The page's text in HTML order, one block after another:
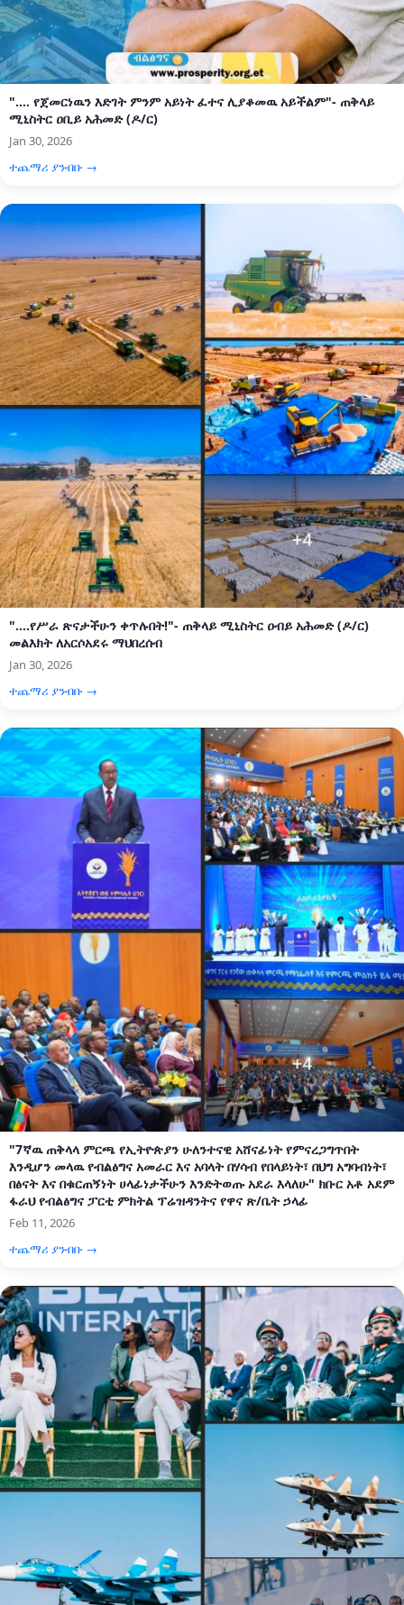
".... የጀመርነዉን እድገት ምንም አይነት ፈተና ሊያቆመዉ አይችልም"- ጠቅላይ
ሚኒስትር ዐቢይ አሕመድ (ዶ/ር)
Jan 30, 2026
ተጨማሪ ያንብቡ →
"....የሥራ ጽናታችሁን ቀጥሉበት!"- ጠቅላይ ሚኒስትር ዐብይ አሕመድ (ዶ/ር)
መልእክት ለአርሶአደሩ ማህበረሰብ
Jan 30, 2026
ተጨማሪ ያንብቡ →
"7ኛዉ ጠቅላላ ምርጫ የኢትዮጵያን ሁለንተናዊ አሸናፊነት የምናረጋግጥበት
እንዲሆን መላዉ የብልፅግና አመራር እና አባላት በሃሳብ የበላይነት፣ በህግ አግባብነት፣
በፅናት እና በቁርጠኝነት ሀላፊነታችሁን እንድትወጡ አደራ እላለሁ" ክቡር አቶ አደም
ፋራህ የብልፅግና ፓርቲ ምክትል ፕሬዝዳንትና የዋና ጽ/ቤት ኃላፊ
Feb 11, 2026
ተጨማሪ ያንብቡ →